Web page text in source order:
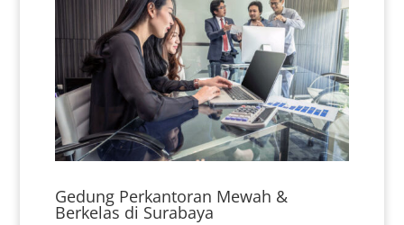
Gedung Perkantoran Mewah &
Berkelas di Surabaya